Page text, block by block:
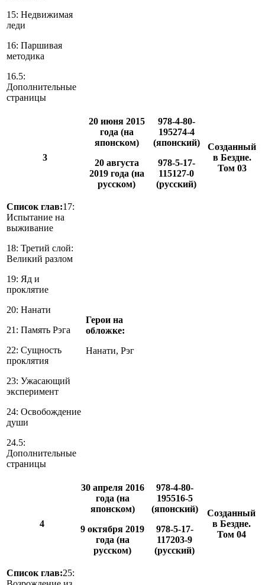
15: Недвижимая
леди
16: Паршивая
методика
16.5:
Дополнительные
страницы
3
20 июня 2015
года (на
японском)
20 августа
2019 года (на
русском)
978-4-80-
195274-4
(японский)
978-5-17-
115127-0
(русский)
Созданный
в Бездне.
Том 03
Список глав:17:
Испытание на
выживание
18: Третий слой:
Великий разлом
19: Яд и
проклятие
20: Нанати
21: Память Рэга
22: Сущность
проклятия
23: Ужасающий
эксперимент
24: Освобождение
души
24.5:
Дополнительные
страницы
Герои на
обложке:
Нанати, Рэг
4
30 апреля 2016
года (на
японском)
9 октября 2019
года (на
русском)
978-4-80-
195516-5
(японский)
978-5-17-
117203-9
(русский)
Созданный
в Бездне.
Том 04
Список глав:25: